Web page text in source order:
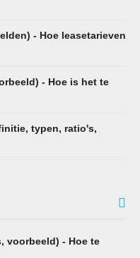
- Hoe leasetarieven
- Hoe is het te
typen, ratio's,
voorbeeld) - Hoe te